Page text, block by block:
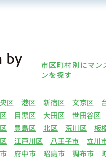
by
市区町村別にマン
ンを探す
区 港区 新宿区 文京区
目黒区 大田区 世田谷区
豊島区 北区 荒川区 板
江戸川区 八王子市 立川
府中市 昭島市 調布市